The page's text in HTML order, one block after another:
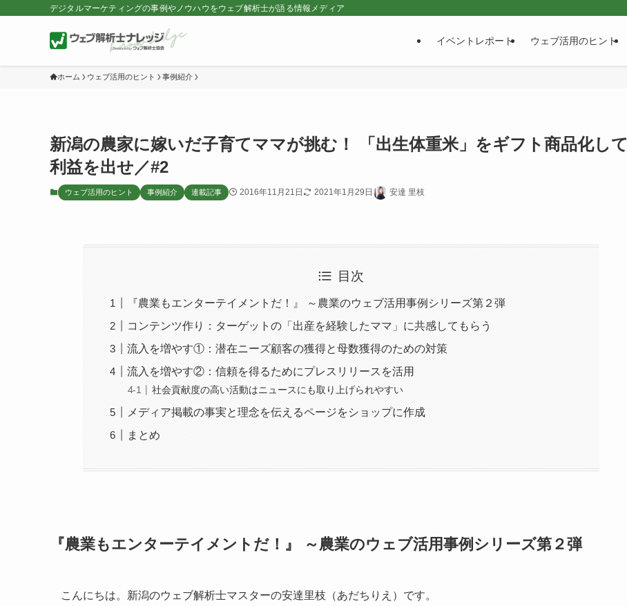
デジタルマーケティングの事例やノウハウをウェブ解析士が語る情報メディア
イベントレポート ウェブ活用のヒント
ホーム ウェブ活用のヒント 事例紹介
新潟の農家に嫁いだ子育てママが挑む！ 「出生体重米」をギフト商品化して
利益を出せ／#2
ウェブ活用のヒント 事例紹介 連載記事 2016年11月21日 2021年1月29日 安達 里枝
目次
『農業もエンターテイメントだ！』 ～農業のウェブ活用事例シリーズ第２弾
コンテンツ作り：ターゲットの「出産を経験したママ」に共感してもらう
流入を増やす①：潜在ニーズ顧客の獲得と母数獲得のための対策
流入を増やす②：信頼を得るためにプレスリリースを活用
社会貢献度の高い活動はニュースにも取り上げられやすい
メディア掲載の事実と理念を伝えるページをショップに作成
まとめ
『農業もエンターテイメントだ！』 ～農業のウェブ活用事例シリーズ第２弾
こんにちは。新潟のウェブ解析士マスターの安達里枝（あだちりえ）です。